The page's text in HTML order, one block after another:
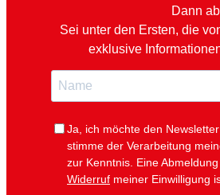
Dann
Sei unter den Ersten, die
exklusive
m
Ja, ich möchte den
stimme der Verarbeitung
zur Kenntnis. Eine
Widerruf meiner Einwilligung